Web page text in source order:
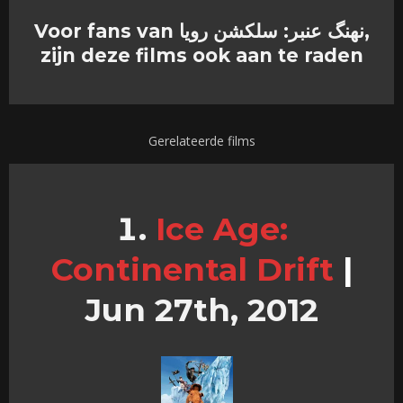
Voor fans van نهنگ عنبر: سلکشن رویا,
zijn deze films ook aan te raden
Gerelateerde films
Ice Age:
Continental Drift |
Jun 27th, 2012